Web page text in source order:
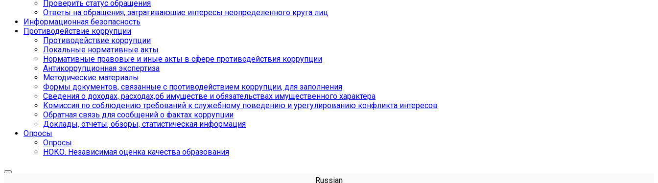
Проверить статус обращения
Ответы на обращения, затрагивающие интересы неопределенного круга лиц
Информационная безопасность
Противодействие коррупции
Противодействие коррупции
Локальные нормативные акты
Нормативные правовые и иные акты в сфере противодействия коррупции
Антикоррупционная экспертиза
Методические материалы
Формы документов, связанные с противодействием коррупции, для заполнения
Сведения о доходах, расходах,об имуществе и обязательствах имущественного характера
Комиссия по соблюдению требований к служебному поведению и урегулированию конфликта интересов
Обратная связь для сообщений о фактах коррупции
Доклады, отчеты, обзоры, статистическая информация
Опросы
Опросы
НОКО. Независимая оценка качества образования
Russian